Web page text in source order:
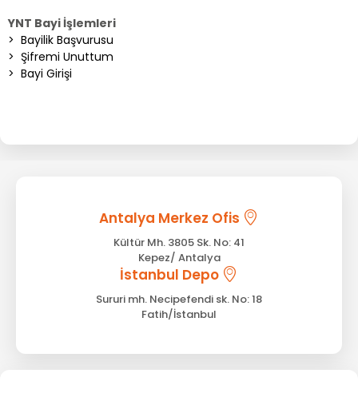
YNT Bayi İşlemleri
> Bayilik Başvurusu
> Şifremi Unuttum
> Bayi Girişi
Antalya Merkez Ofis
Kültür Mh. 3805 Sk. No: 41
Kepez/ Antalya
İstanbul Depo
Sururi mh. Necipefendi sk. No: 18
Fatih/İstanbul